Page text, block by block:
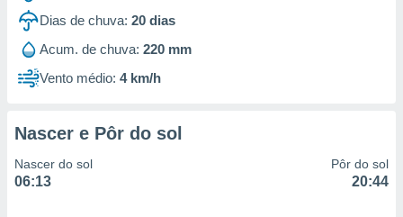
Dias de chuva: 20 dias
Acum. de chuva: 220 mm
Vento médio: 4 km/h
Nascer e Pôr do sol
Nascer do sol
06:13
Pôr do sol
20:44